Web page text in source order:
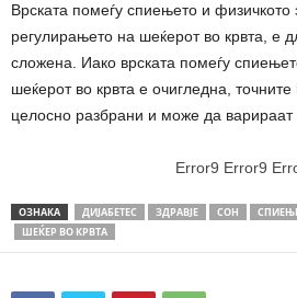
Врската помеѓу спиењето и физичкото
регулирањето на шеќерот во крвта, е
сложена. Иако врската помеѓу
шеќерот во крвта е очигледна,
целосно разбрани и може да варираат
Error9 Error9
ОЗНАКА ДИЈАБЕТЕС ЗДРАВЈЕ СОН
ШЕЌЕР ВО КРВТА